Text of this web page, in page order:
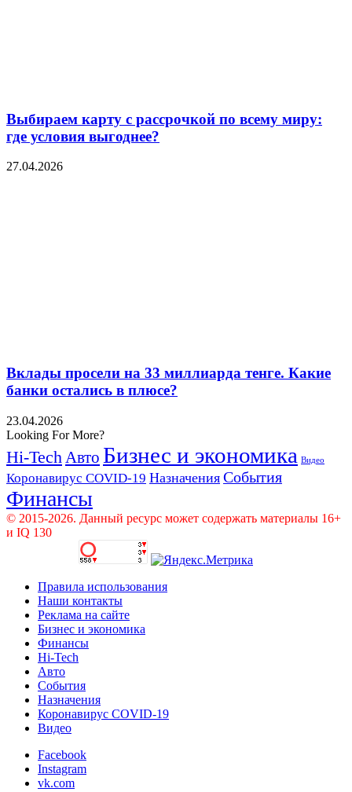
Выбираем карту с рассрочкой по всему миру:
где условия выгоднее?
27.04.2026
Вклады просели на 33 миллиарда тенге. Какие
банки остались в плюсе?
23.04.2026
Looking For More?
Hi-Tech Авто Бизнес и экономика Видео
Коронавирус COVID-19 Назначения События
Финансы
© 2015-2026. Данный ресурс может содержать материалы 16+
и IQ 130
Правила использования
Наши контакты
Реклама на сайте
Бизнес и экономика
Финансы
Hi-Tech
Авто
События
Назначения
Коронавирус COVID-19
Видео
Facebook
Instagram
vk.com